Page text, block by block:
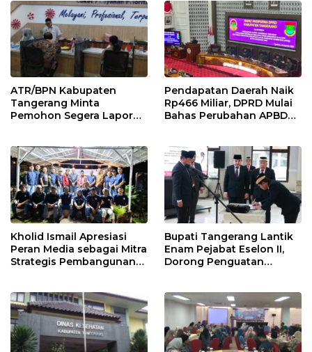
ATR/BPN Kabupaten
Tangerang Minta
Pemohon Segera Lapor
Pendapatan Daerah Naik
Rp466 Miliar, DPRD Mulai
Bahas Perubahan APBD
Kholid Ismail Apresiasi
Peran Media sebagai Mitra
Strategis Pembangunan
Bupati Tangerang Lantik
Enam Pejabat Eselon II,
Dorong Penguatan